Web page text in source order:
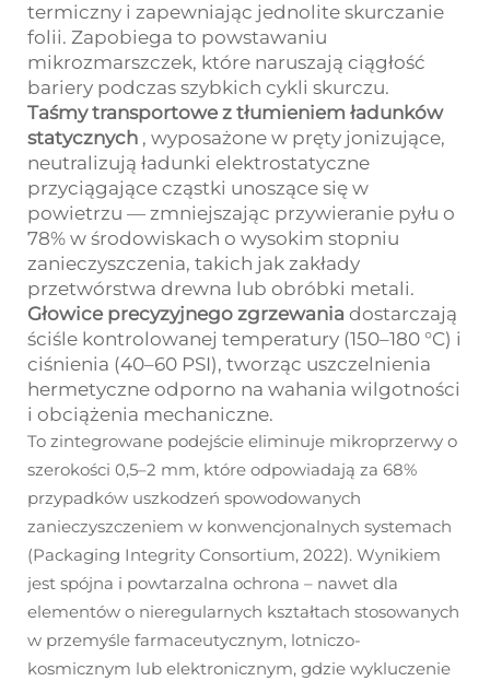
termiczny i zapewniając jednolite skurczanie
folii. Zapobiega to powstawaniu
mikrozmarszczek, które naruszają ciągłość
bariery podczas szybkich cykli skurczu.
Taśmy transportowe z tłumieniem ładunków
statycznych , wyposażone w pręty jonizujące,
neutralizują ładunki elektrostatyczne
przyciągające cząstki unoszące się w
powietrzu — zmniejszając przywieranie pyłu o
78% w środowiskach o wysokim stopniu
zanieczyszczenia, takich jak zakłady
przetwórstwa drewna lub obróbki metali.
Głowice precyzyjnego zgrzewania dostarczają
ściśle kontrolowanej temperatury (150–180 °C) i
ciśnienia (40–60 PSI), tworząc uszczelnienia
hermetyczne odporno na wahania wilgotności
i obciążenia mechaniczne.
To zintegrowane podejście eliminuje mikroprzerwy o
szerokości 0,5–2 mm, które odpowiadają za 68%
przypadków uszkodzeń spowodowanych
zanieczyszczeniem w konwencjonalnych systemach
(Packaging Integrity Consortium, 2022). Wynikiem
jest spójna i powtarzalna ochrona – nawet dla
elementów o nieregularnych kształtach stosowanych
w przemyśle farmaceutycznym, lotniczo-
kosmicznym lub elektronicznym, gdzie wykluczenie